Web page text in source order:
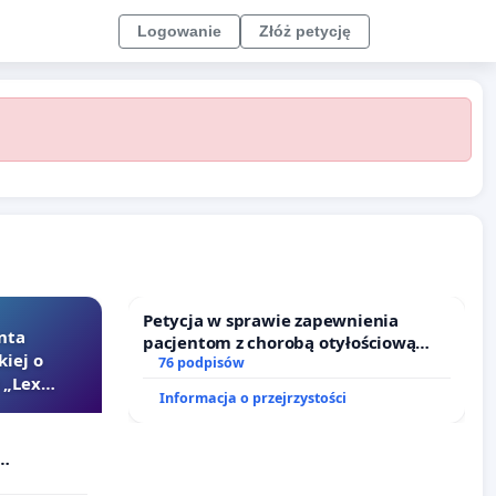
Logowanie Złóż petycję
o
Petycja w sprawie zapewnienia
pacjentom z chorobą otyłościową
dostępu do kompleksowego leczenia
oraz programów profilaktycznych.
76 podpisów
Informacja o przejrzystości